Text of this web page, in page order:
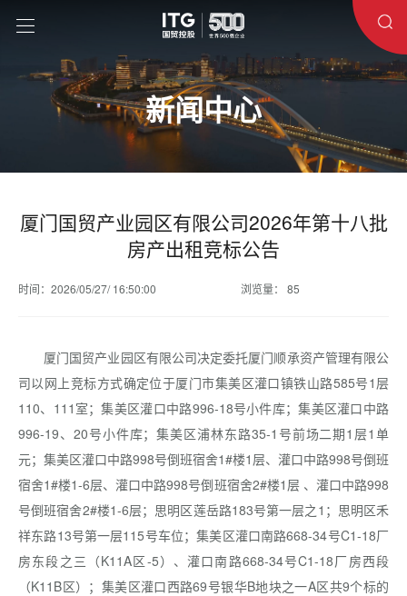
新闻中心
厦门国贸产业园区有限公司2026年第十八批
房产出租竞标公告
时间：2026/05/27/ 16:50:00 浏览量： 85
厦门国贸产业园区有限公司决定委托厦门顺承资产管理有限公
司以网上竞标方式确定位于厦门市集美区灌口镇铁山路585号1层
110、111室；集美区灌口中路996-18号小件库；集美区灌口中路
996-19、20号小件库；集美区浦林东路35-1号前场二期1层1单
元；集美区灌口中路998号倒班宿舍1#楼1层、灌口中路998号倒班
宿舍1#楼1-6层、灌口中路998号倒班宿舍2#楼1层 、灌口中路998
号倒班宿舍2#楼1-6层；思明区莲岳路183号第一层之1；思明区禾
祥东路13号第一层115号车位；集美区灌口南路668-34号C1-18厂
房东段之三（K11A区-5）、灌口南路668-34号C1-18厂房西段
（K11B区）；集美区灌口西路69号银华B地块之一A区共9个标的